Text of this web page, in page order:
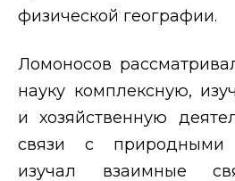
физической географии.
Ломоносов
науку комплексную,
и хозяйственную
связи с природными
изучал взаимные